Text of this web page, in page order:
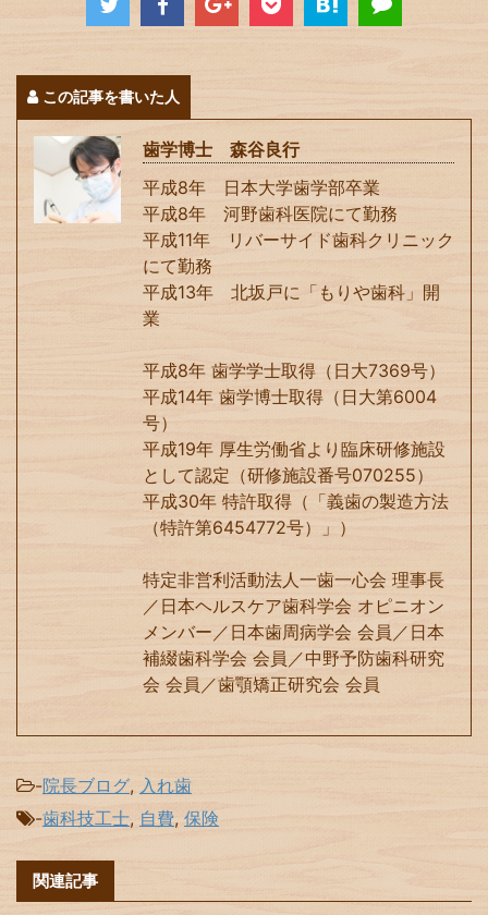
この記事を書いた人
歯学博士 森谷良行
平成8年 日本大学歯学部卒業
平成8年 河野歯科医院にて勤務
平成11年 リバーサイド歯科クリニック
にて勤務
平成13年 北坂戸に「もりや歯科」開
業
平成8年 歯学学士取得（日大7369号）
平成14年 歯学博士取得（日大第6004
号）
平成19年 厚生労働省より臨床研修施設
として認定（研修施設番号070255）
平成30年 特許取得（「義歯の製造方法
（特許第6454772号）」）
特定非営利活動法人一歯一心会 理事長
／日本ヘルスケア歯科学会 オピニオン
メンバー／日本歯周病学会 会員／日本
補綴歯科学会 会員／中野予防歯科研究
会 会員／歯顎矯正研究会 会員
-院長ブログ, 入れ歯
-歯科技工士, 自費, 保険
関連記事